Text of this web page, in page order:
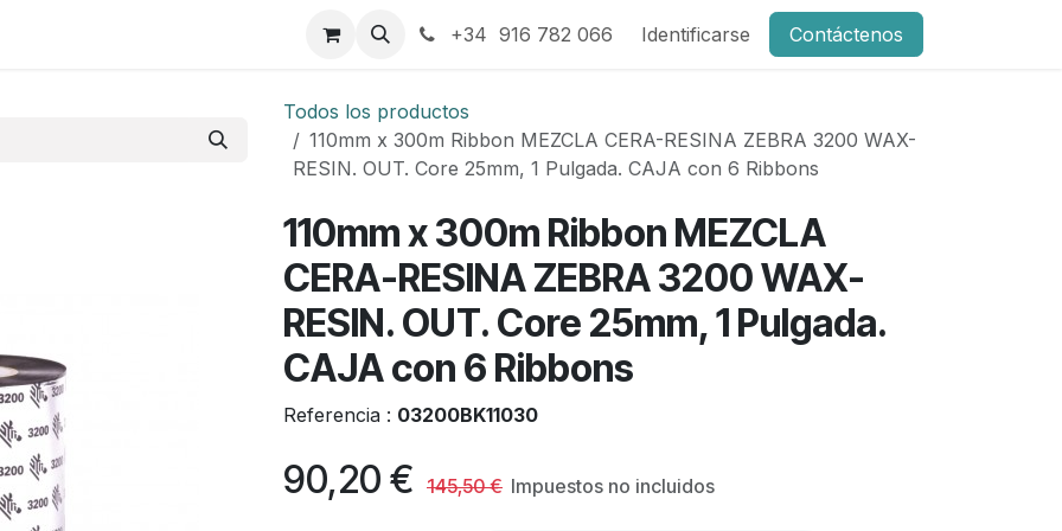
+34 916 782 066 Identificarse Contáctenos
Todos los productos
110mm x 300m Ribbon MEZCLA CERA-RESINA ZEBRA 3200 WAX-
RESIN. OUT. Core 25mm, 1 Pulgada. CAJA con 6 Ribbons
110mm x 300m Ribbon MEZCLA
CERA-RESINA ZEBRA 3200 WAX-
RESIN. OUT. Core 25mm, 1 Pulgada.
CAJA con 6 Ribbons
Referencia : 03200BK11030
90,20 € 145,50€ Impuestos no incluidos